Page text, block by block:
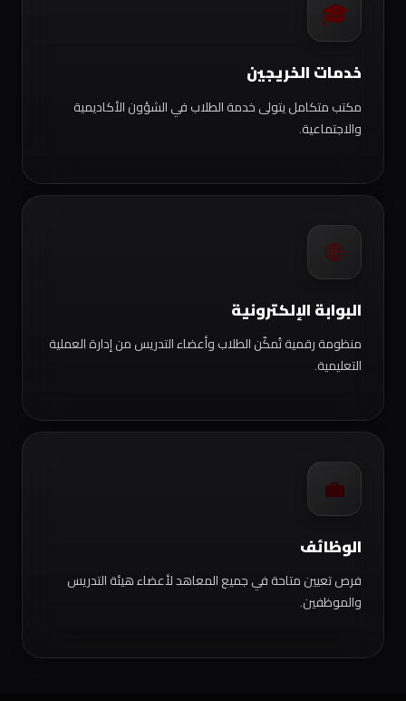
🎓
خدمات الخريجين
مكتب متكامل يتولى خدمة الطلاب في الشؤون الأكاديمية
والاجتماعية.
🌐
البوابة الإلكترونية
منظومة رقمية تُمكّن الطلاب وأعضاء التدريس من إدارة العملية
التعليمية.
💼
الوظائف
فرص تعيين متاحة في جميع المعاهد لأعضاء هيئة التدريس
والموظفين.